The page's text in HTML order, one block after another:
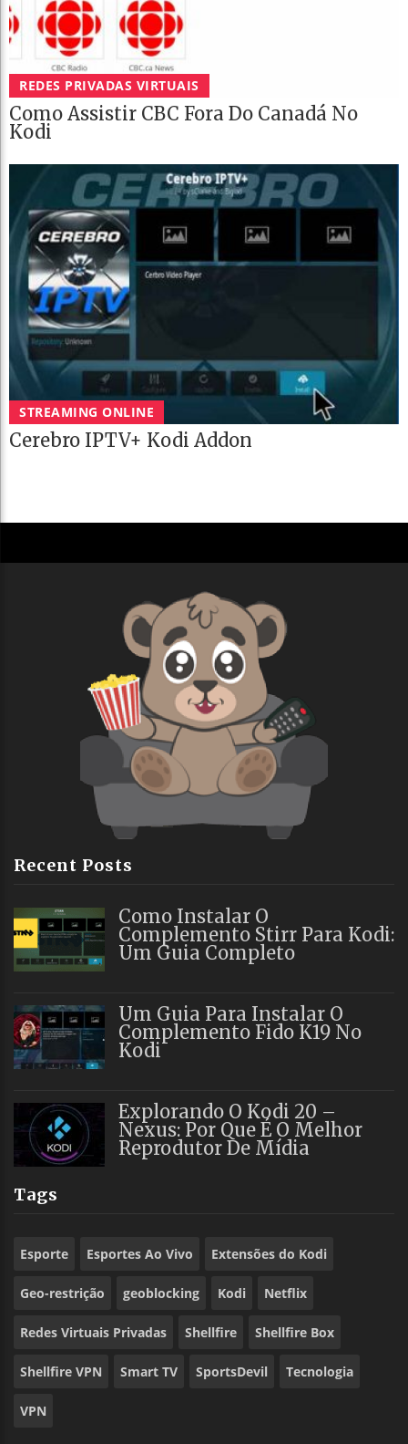
REDES PRIVADAS VIRTUAIS
Como Assistir CBC Fora Do Canadá No
Kodi
STREAMING ONLINE
Cerebro IPTV+ Kodi Addon
Recent Posts
Como Instalar O
Complemento Stirr Para Kodi:
Um Guia Completo
Um Guia Para Instalar O
Complemento Fido K19 No
Kodi
Explorando O Kodi 20 –
Nexus: Por Que É O Melhor
Reprodutor De Mídia
Tags
Esporte Esportes Ao Vivo Extensões do Kodi
Geo-restrição geoblocking Kodi Netflix
Redes Virtuais Privadas Shellfire Shellfire Box
Shellfire VPN Smart TV SportsDevil Tecnologia
VPN